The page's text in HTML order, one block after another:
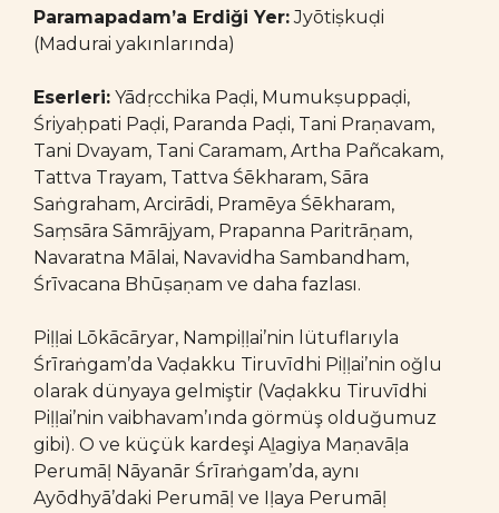
Paramapadam’a Erdiği Yer:Jyōtiṣkuḍi
(Madurai yakınlarında)
Eserleri: Yādṛcchika Paḍi, Mumukṣuppaḍi,
Śriyaḥpati Paḍi, Paranda Paḍi, Tani Praṇavam,
Tani Dvayam, Tani Caramam, Artha Pañcakam,
Tattva Trayam, Tattva Śēkharam, Sāra
Saṅgraham, Arcirādi, Pramēya Śēkharam,
Saṃsāra Sāmrājyam, Prapanna Paritrāṇam,
Navaratna Mālai, Navavidha Sambandham,
Śrīvacana Bhūṣaṇam ve daha fazlası.
Piḷḷai Lōkācāryar, Nampiḷḷai’nin lütuflarıyla
Śrīraṅgam’da Vaḍakku Tiruvīdhi Piḷḷai’nin oğlu
olarak dünyaya gelmiştir (Vaḍakku Tiruvīdhi
Piḷḷai’nin vaibhavam’ında görmüş olduğumuz
gibi). O ve küçük kardeşi Aḻagiya Maṇavāḷa
Perumāḷ Nāyanār Śrīraṅgam’da, aynı
Ayōdhyā’daki Perumāḷ ve Iḷaya Perumāḷ